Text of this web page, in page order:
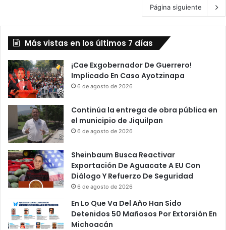
Página siguiente
Más vistas en los últimos 7 días
¡Cae Exgobernador De Guerrero!
Implicado En Caso Ayotzinapa
6 de agosto de 2026
Continúa la entrega de obra pública en
el municipio de Jiquilpan
6 de agosto de 2026
Sheinbaum Busca Reactivar
Exportación De Aguacate A EU Con
Diálogo Y Refuerzo De Seguridad
6 de agosto de 2026
En Lo Que Va Del Año Han Sido
Detenidos 50 Mañosos Por Extorsión En
Michoacán